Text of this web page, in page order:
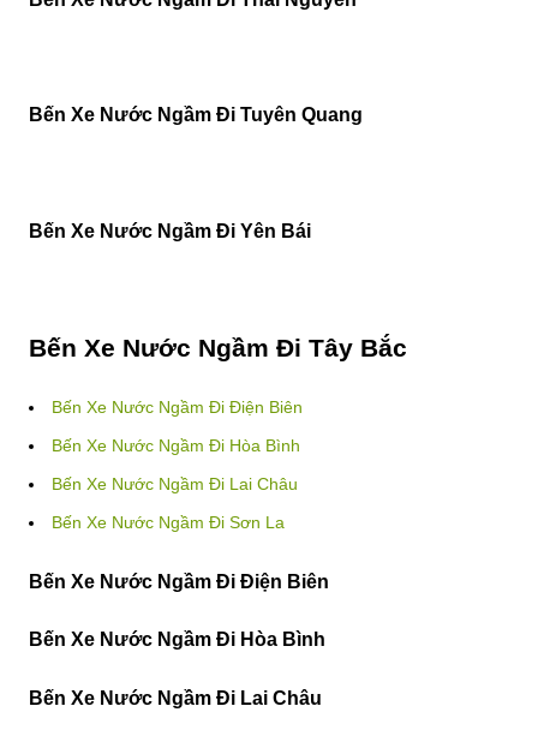
Bến Xe Nước Ngầm Đi Tuyên Quang
Bến Xe Nước Ngầm Đi Yên Bái
Bến Xe Nước Ngầm Đi Tây Bắc
Bến Xe Nước Ngầm Đi Điện Biên
Bến Xe Nước Ngầm Đi Hòa Bình
Bến Xe Nước Ngầm Đi Lai Châu
Bến Xe Nước Ngầm Đi Sơn La
Bến Xe Nước Ngầm Đi Điện Biên
Bến Xe Nước Ngầm Đi Hòa Bình
Bến Xe Nước Ngầm Đi Lai Châu